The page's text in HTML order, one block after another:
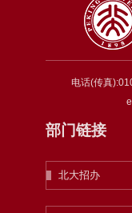
电话(传真
部门链接
北大招办